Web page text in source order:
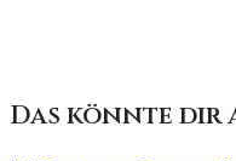
Das könnte dir